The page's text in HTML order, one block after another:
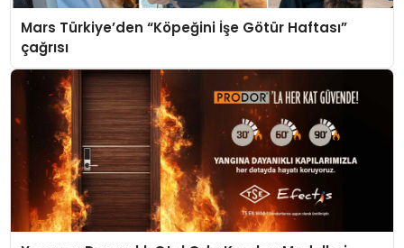
Mars Türkiye’den “Köpeğini İşe Götür Haftası”
çağrısı